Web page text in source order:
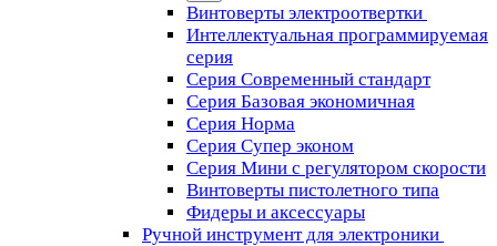
Винтоверты электроотвертки
Интеллектуальная программируемая
серия
Серия Современный стандарт
Серия Базовая экономичная
Серия Норма
Серия Cупер эконом
Серия Мини с регулятором скорости
Винтоверты пистолетного типа
Фидеры и аксессуары
Ручной инструмент для электроники